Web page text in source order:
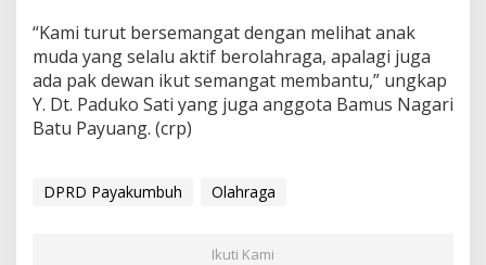
“Kami turut bersemangat dengan melihat anak
muda yang selalu aktif berolahraga, apalagi juga
ada pak dewan ikut semangat membantu,” ungkap
Y. Dt. Paduko Sati yang juga anggota Bamus Nagari
Batu Payuang. (crp)
DPRD Payakumbuh Olahraga
Ikuti Kami